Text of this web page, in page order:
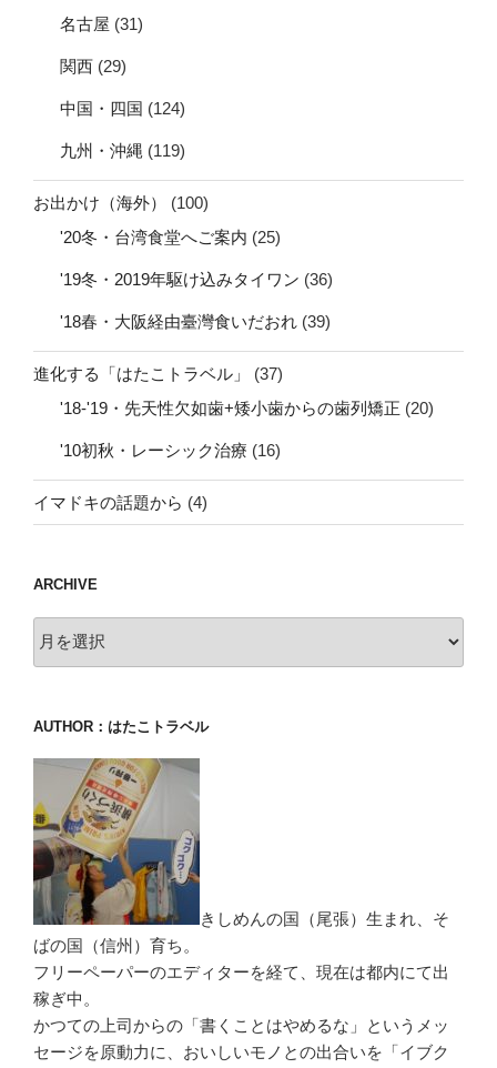
名古屋 (31)
関西 (29)
中国・四国 (124)
九州・沖縄 (119)
お出かけ（海外）
(100)
'20冬・台湾食堂へご案内 (25)
'19冬・2019年駆け込みタイワン (36)
'18春・大阪経由臺灣食いだおれ (39)
進化する「はたこトラベル」
(37)
'18-'19・先天性欠如歯+矮小歯からの歯列矯正 (20)
'10初秋・レーシック治療 (16)
イマドキの話題から (4)
ARCHIVE
AUTHOR：はたこトラベル
きしめんの国（尾張）生まれ、そ
ばの国（信州）育ち。
フリーペーパーのエディターを経て、現在は都内にて出
稼ぎ中。
かつての上司からの「書くことはやめるな」というメッ
セージを原動力に、おいしいモノとの出合いを「イブク